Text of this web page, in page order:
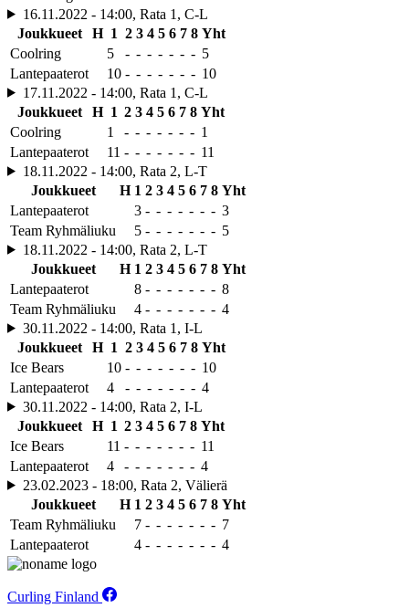
16.11.2022 - 14:00, Rata 1, C-L
Joukkueet
H 1 2 3 4 5 6 7 8 Yht
Coolring
5 - - - - - - - 5
Lantepaaterot
10 - - - - - - - 10
17.11.2022 - 14:00, Rata 1, C-L
Joukkueet
H 1 2 3 4 5 6 7 8 Yht
Coolring
1 - - - - - - - 1
Lantepaaterot
11 - - - - - - - 11
18.11.2022 - 14:00, Rata 2, L-T
Joukkueet
H 1 2 3 4 5 6 7 8 Yht
Lantepaaterot
3 - - - - - - - 3
Team Ryhmäliuku
5 - - - - - - - 5
18.11.2022 - 14:00, Rata 2, L-T
Joukkueet
H 1 2 3 4 5 6 7 8 Yht
Lantepaaterot
8 - - - - - - - 8
Team Ryhmäliuku
4 - - - - - - - 4
30.11.2022 - 14:00, Rata 1, I-L
Joukkueet
H 1 2 3 4 5 6 7 8 Yht
Ice Bears
10 - - - - - - - 10
Lantepaaterot
4 - - - - - - - 4
30.11.2022 - 14:00, Rata 2, I-L
Joukkueet
H 1 2 3 4 5 6 7 8 Yht
Ice Bears
11 - - - - - - - 11
Lantepaaterot
4 - - - - - - - 4
23.02.2023 - 18:00, Rata 2, Välierä
Joukkueet
H 1 2 3 4 5 6 7 8 Yht
Team Ryhmäliuku
7 - - - - - - - 7
Lantepaaterot
4 - - - - - - - 4
Curling Finland